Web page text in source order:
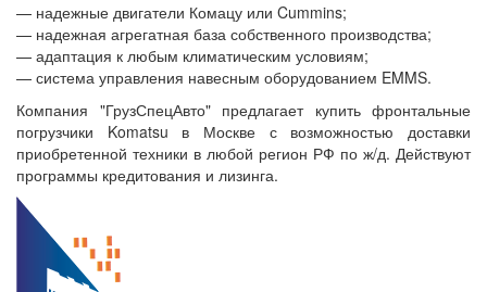
— надежные двигатели Комацу или Cummins;
— надежная агрегатная база собственного производства;
— адаптация к любым климатическим условиям;
— система управления навесным оборудованием EMMS.
Компания "ГрузСпецАвто" предлагает купить фронтальные
погрузчики Komatsu в Москве с возможностью доставки
приобретенной техники в любой регион РФ по ж/д. Действуют
программы кредитования и лизинга.